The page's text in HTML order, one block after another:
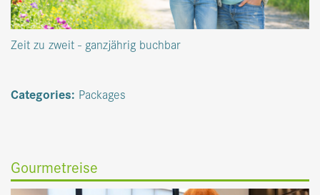
Zeit zu zweit - ganzjährig buchbar
Categories: Packages
Gourmetreise